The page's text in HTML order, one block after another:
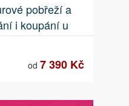
pobřeží a
i koupání u
pláží
od 7 390 Kč